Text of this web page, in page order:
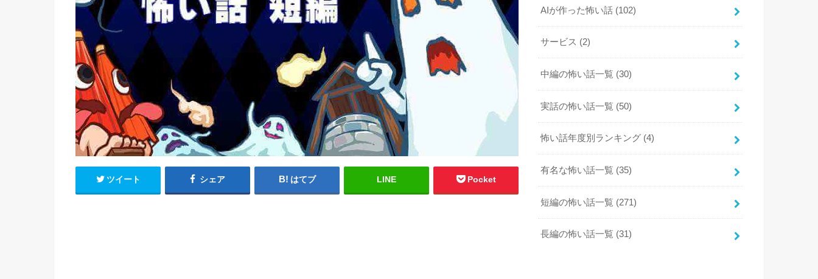
ツイート シェア はてブ LINE Pocket
AIが作った怖い話 (102)
サービス (2)
中編の怖い話一覧 (30)
実話の怖い話一覧 (50)
怖い話年度別ランキング (4)
有名な怖い話一覧 (35)
短編の怖い話一覧 (271)
長編の怖い話一覧 (31)